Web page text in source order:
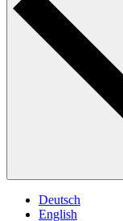
Deutsch
English